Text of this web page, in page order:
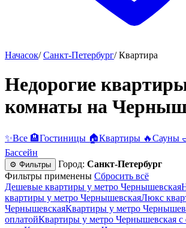
Начасок/ Санкт-Петербург/ Квартира
Недорогие
комнаты на
✨Все 🏨Гостиницы 🏠Квартиры 🔥Сауны
Бассейн
⚙ Фильтры Город: Санкт-Петербург
Фильтры применены Сбросить всё
Дешевые квартиры у метро Чернышевская
квартиры у метро ЧернышевскаяЛюкс
ЧернышевскаяКвартиры у метро
оплатойКвартиры у метро Чернышевская с